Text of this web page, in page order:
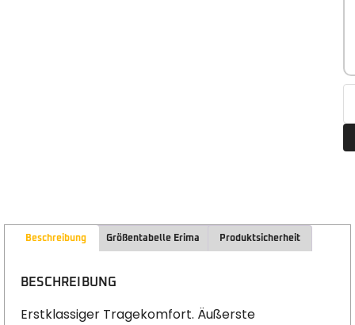
Beschreibung Größentabelle Erima Produktsicherheit
BESCHREIBUNG
Erstklassiger Tragekomfort. Äußerste